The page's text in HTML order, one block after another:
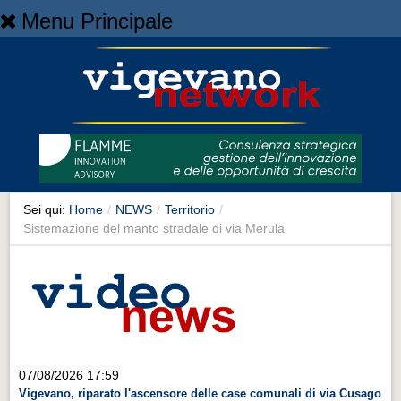
Menu Principale
NEWS
Cronaca
Artes et Artificia
Sport
Territorio
Sei qui: Home / NEWS / Territorio /
Sistemazione del manto stradale di via Merula
07/08/2026 17:59
Vigevano, riparato l'ascensore delle case comunali di via Cusago